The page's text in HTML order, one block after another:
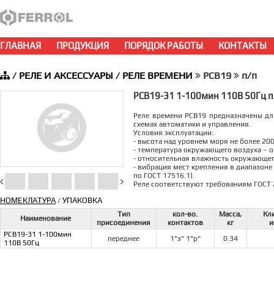
ГЛАВНАЯ ПРОДУКЦИЯ ПОРЯДОК РАБОТЫ КОНТАКТЫ
/ РЕЛЕ И АКСЕССУАРЫ / РЕЛЕ ВРЕМЕНИ РСВ19 п/п
РСВ19-31 1-100мин 110В 50Гц
Реле времени РСВ19 предназначены
схемах автоматики и управления.
Условия эксплуатации:
- высота над уровнем моря не более
- температура окружающего воздуха –
- относительная влажность
- вибрация мест крепления в
по ГОСТ 17516.1).
Реле соответствуют требованиям
НОМЕКЛАТУРА/ УПАКОВКА
Наименование
Тип
присоединения
кол-во.
контактов
Масса,
кг
РСВ19-31 1-100мин
110В 50Гц
переднее 1"з" 1"р" 0.34